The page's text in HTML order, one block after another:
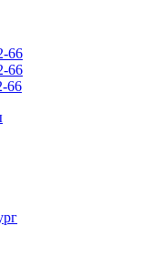
66
66
66